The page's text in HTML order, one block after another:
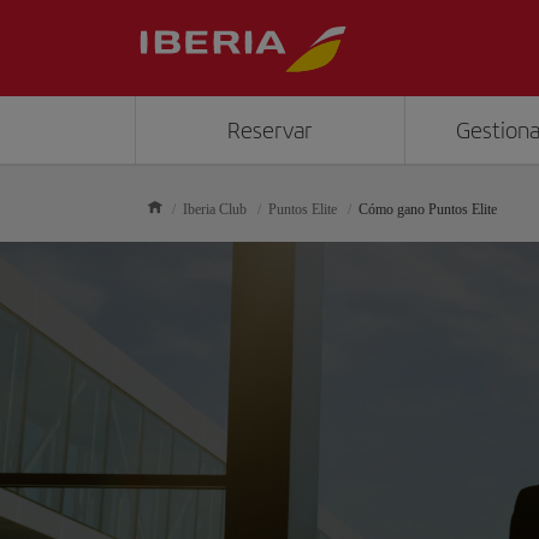
Reservar
Iberia Club Puntos Elite Cómo gano Puntos Elite